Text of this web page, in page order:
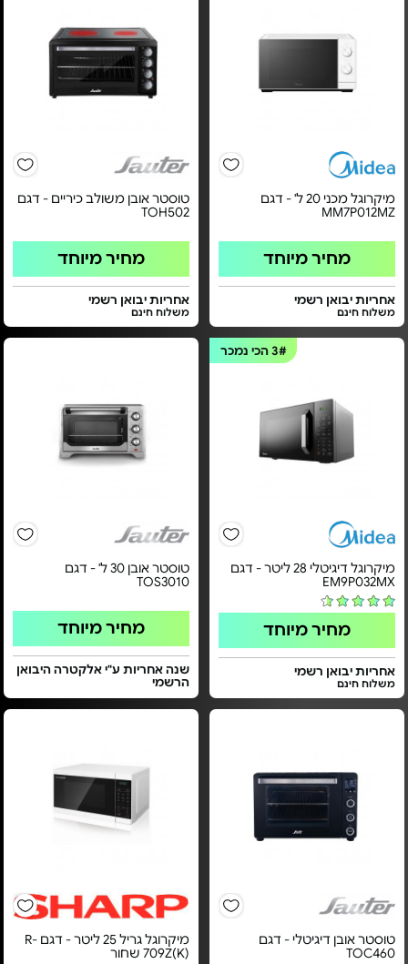
מיקרוגל מכני 20 ל' - דגם
MM7P012MZ
מחיר מיוחד
אחריות יבואן רשמי
משלוח חינם
טוסטר אובן משולב כיריים - דגם
TOH502
מחיר מיוחד
אחריות יבואן רשמי
משלוח חינם
3#הכי נמכר
מיקרוגל דיגיטלי 28 ליטר - דגם
EM9P032MX
מחיר מיוחד
אחריות יבואן רשמי
משלוח חינם
טוסטר אובן 30 ל' - דגם
TOS3010
מחיר מיוחד
שנה אחריות ע"י אלקטרה היבואן
הרשמי
טוסטר אובן דיגיטלי - דגם
TOC460
מיקרוגל גריל 25 ליטר - דגם R-
709Z(K) שחור